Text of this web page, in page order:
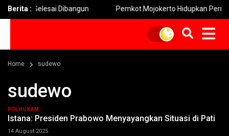
Berita :
Selesai Dibangun Pemkot Mojokerto Hidupkan Permainan
Home sudewo
sudewo
POLHUKAM
Istana: Presiden Prabowo Menyayangkan Situasi di Pati
14 August 2025